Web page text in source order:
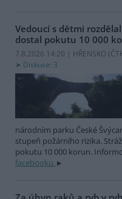
Vedoucí s dětmi
dostal pokutu 10 000
7.8.2026 14:20 | HŘENSKO (
Diskuse: 3
národním parku České
stupeň požárního rizika.
pokutu 10 000 korun.
facebooku.